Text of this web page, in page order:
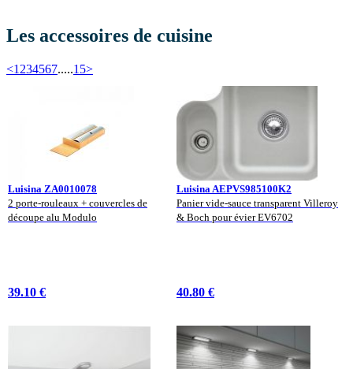
Les accessoires de cuisine
<1 234567.....15>
Luisina ZA0010078
2 porte-rouleaux + couvercles de
découpe alu Modulo
39.10 €
Luisina AEPVS985100K2
Panier vide-sauce transparent Villeroy
& Boch pour évier EV6702
40.80 €